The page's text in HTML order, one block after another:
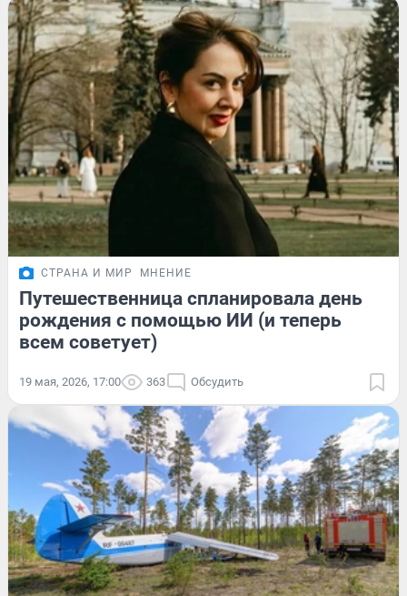
СТРАНА И МИР МНЕНИЕ
Путешественница спланировала день
рождения с помощью ИИ (и теперь
всем советует)
19 мая, 2026, 17:00 363 Обсудить